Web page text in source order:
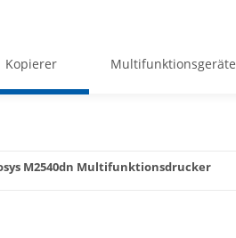
Kopierer Multifunktionsgeräte
M2540dn Multifunktionsdrucker